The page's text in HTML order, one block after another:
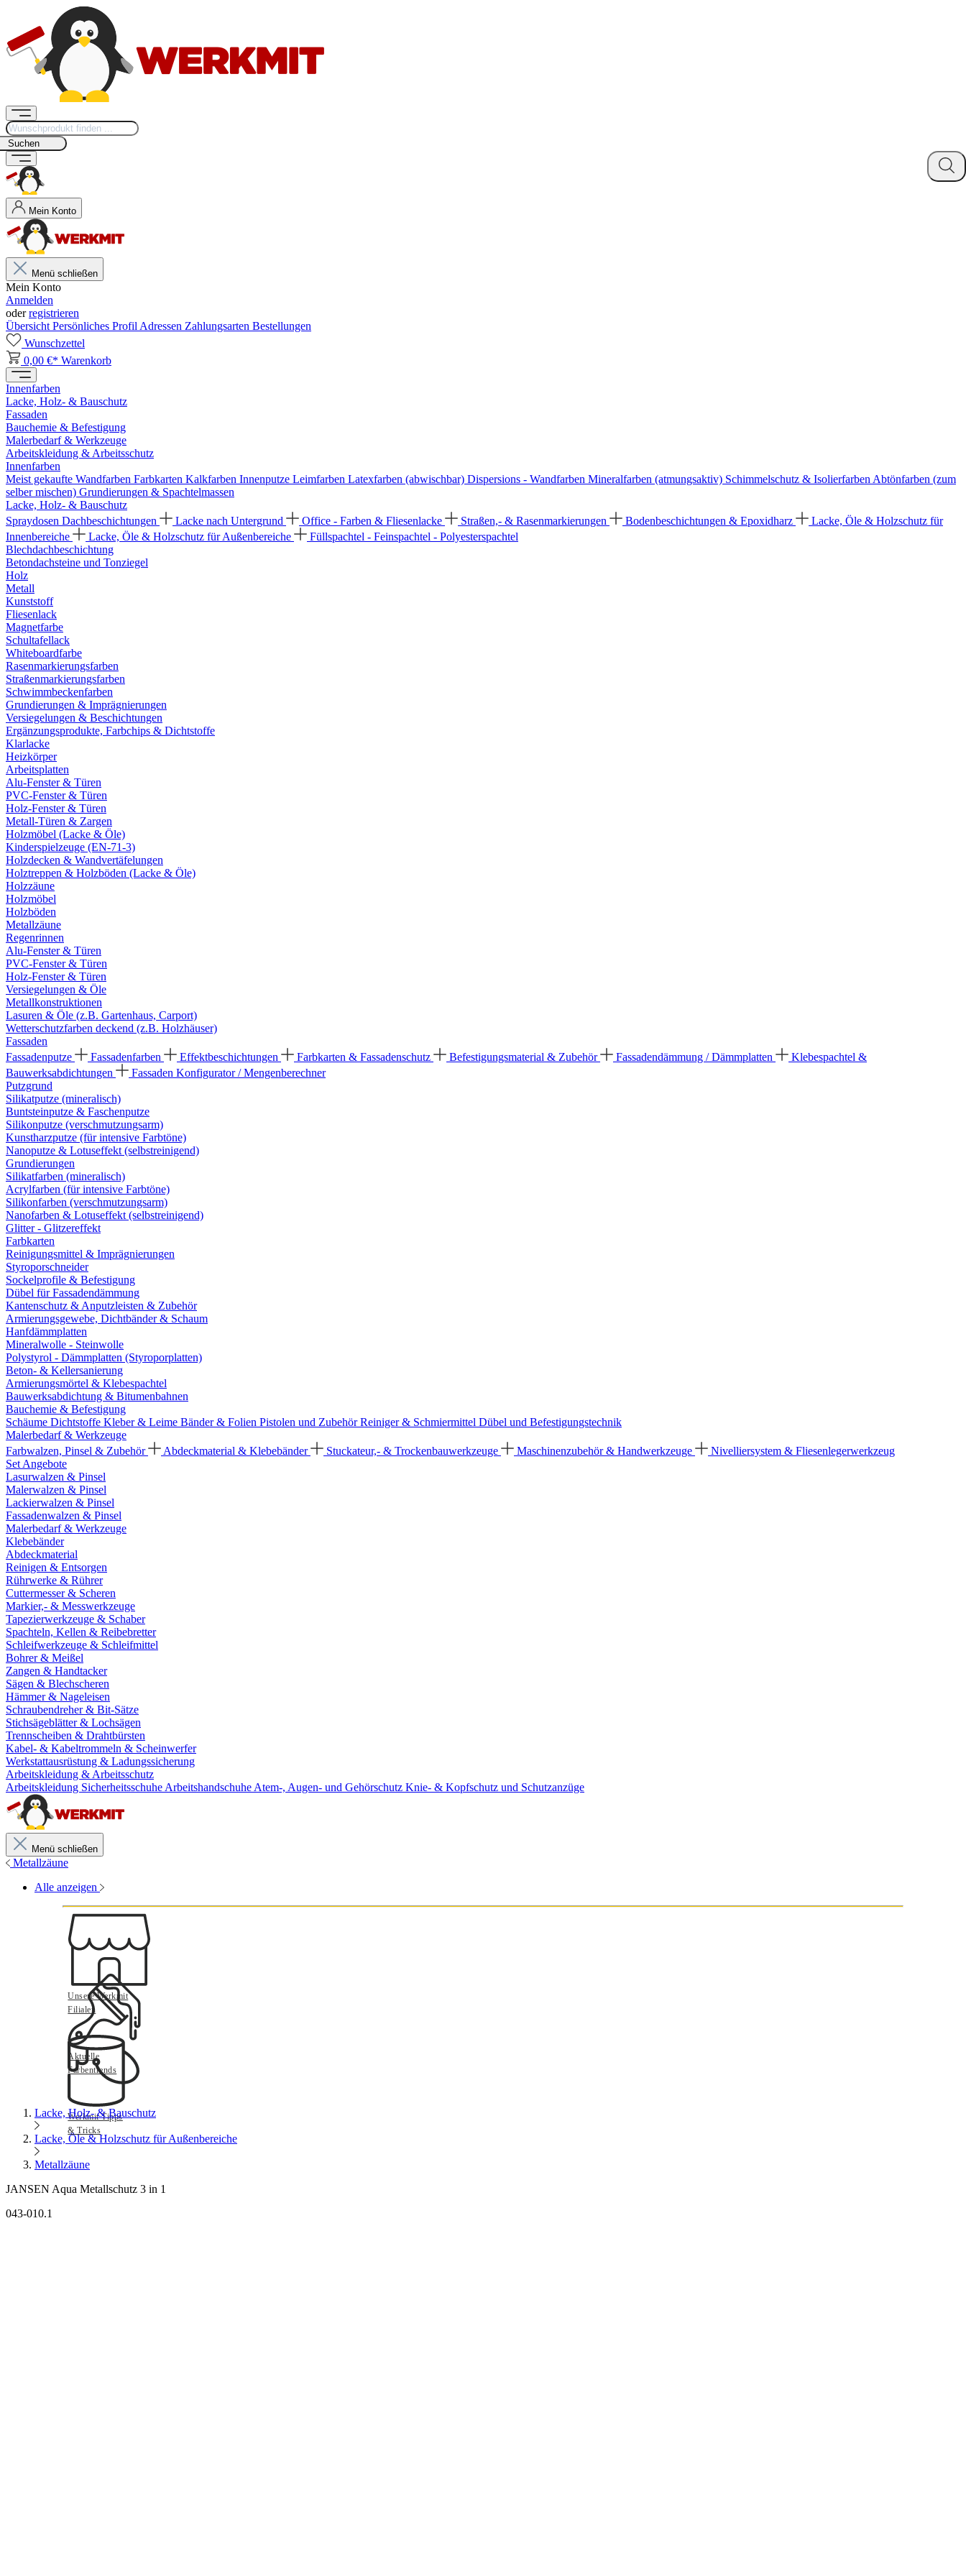
Suchen
Mein Konto
Menü schließen
Mein Konto
Anmelden
oderregistrieren
Übersicht Persönliches Profil Adressen Zahlungsarten Bestellungen
Wunschzettel
0,00 €* Warenkorb
Innenfarben
Lacke, Holz- & Bauschutz
Fassaden
Bauchemie & Befestigung
Malerbedarf & Werkzeuge
Arbeitskleidung & Arbeitsschutz
Innenfarben
Meist gekaufte Wandfarben Farbkarten Kalkfarben Innenputze Leimfarben Latexfarben (abwischbar) Dispersions - Wandfarben Mineralfarben (atmungsaktiv) Schimmelschutz & Isolierfarben Abtönfarben (zum
selber mischen) Grundierungen & Spachtelmassen
Lacke, Holz- & Bauschutz
Spraydosen Dachbeschichtungen Lacke nach Untergrund Office - Farben & Fliesenlacke Straßen,- & Rasenmarkierungen Bodenbeschichtungen & Epoxidharz
Lacke, Öle & Holzschutz für
Innenbereiche
Lacke, Öle & Holzschutz für Außenbereiche
Füllspachtel - Feinspachtel - Polyesterspachtel
Blechdachbeschichtung
Betondachsteine und Tonziegel
Holz
Metall
Kunststoff
Fliesenlack
Magnetfarbe
Schultafellack
Whiteboardfarbe
Rasenmarkierungsfarben
Straßenmarkierungsfarben
Schwimmbeckenfarben
Grundierungen & Imprägnierungen
Versiegelungen & Beschichtungen
Ergänzungsprodukte, Farbchips & Dichtstoffe
Klarlacke
Heizkörper
Arbeitsplatten
Alu-Fenster & Türen
PVC-Fenster & Türen
Holz-Fenster & Türen
Metall-Türen & Zargen
Holzmöbel (Lacke & Öle)
Kinderspielzeuge (EN-71-3)
Holzdecken & Wandvertäfelungen
Holztreppen & Holzböden (Lacke & Öle)
Holzzäune
Holzmöbel
Holzböden
Metallzäune
Regenrinnen
Alu-Fenster & Türen
PVC-Fenster & Türen
Holz-Fenster & Türen
Versiegelungen & Öle
Metallkonstruktionen
Lasuren & Öle (z.B. Gartenhaus, Carport)
Wetterschutzfarben deckend (z.B. Holzhäuser)
Fassaden
Fassadenputze
Fassadenfarben Effektbeschichtungen Farbkarten & Fassadenschutz Befestigungsmaterial & Zubehör Fassadendämmung / Dämmplatten
Klebespachtel &
Bauwerksabdichtungen
Fassaden Konfigurator / Mengenberechner
Putzgrund
Silikatputze (mineralisch)
Buntsteinputze & Faschenputze
Silikonputze (verschmutzungsarm)
Kunstharzputze (für intensive Farbtöne)
Nanoputze & Lotuseffekt (selbstreinigend)
Grundierungen
Silikatfarben (mineralisch)
Acrylfarben (für intensive Farbtöne)
Silikonfarben (verschmutzungsarm)
Nanofarben & Lotuseffekt (selbstreinigend)
Glitter - Glitzereffekt
Farbkarten
Reinigungsmittel & Imprägnierungen
Styroporschneider
Sockelprofile & Befestigung
Dübel für Fassadendämmung
Kantenschutz & Anputzleisten & Zubehör
Armierungsgewebe, Dichtbänder & Schaum
Hanfdämmplatten
Mineralwolle - Steinwolle
Polystyrol - Dämmplatten (Styroporplatten)
Beton- & Kellersanierung
Armierungsmörtel & Klebespachtel
Bauwerksabdichtung & Bitumenbahnen
Bauchemie & Befestigung
Schäume Dichtstoffe Kleber & Leime Bänder & Folien Pistolen und ZubehörReiniger & Schmiermittel Dübel und Befestigungstechnik
Malerbedarf & Werkzeuge
Farbwalzen, Pinsel & Zubehör
Abdeckmaterial & Klebebänder Stuckateur,- & Trockenbauwerkzeuge Maschinenzubehör & Handwerkzeuge
Nivelliersystem & Fliesenlegerwerkzeug
Set Angebote
Lasurwalzen & Pinsel
Malerwalzen & Pinsel
Lackierwalzen & Pinsel
Fassadenwalzen & Pinsel
Malerbedarf & Werkzeuge
Klebebänder
Abdeckmaterial
Reinigen & Entsorgen
Rührwerke & Rührer
Cuttermesser & Scheren
Markier,- & Messwerkzeuge
Tapezierwerkzeuge & Schaber
Spachteln, Kellen & Reibebretter
Schleifwerkzeuge & Schleifmittel
Bohrer & Meißel
Zangen & Handtacker
Sägen & Blechscheren
Hämmer & Nageleisen
Schraubendreher & Bit-Sätze
Stichsägeblätter & Lochsägen
Trennscheiben & Drahtbürsten
Kabel- & Kabeltrommeln & Scheinwerfer
Werkstattausrüstung & Ladungssicherung
Arbeitskleidung & Arbeitsschutz
Arbeitskleidung Sicherheitsschuhe Arbeitshandschuhe Atem-, Augen- und Gehörschutz Knie- & Kopfschutz und Schutzanzüge
Menü schließen
Metallzäune
Alle anzeigen
Unsere Werkmit
Filialen
Aktuelle
Farbentrends
Werkmit Tipps
& Tricks
Lacke, Holz- & Bauschutz
Lacke, Öle & Holzschutz für Außenbereiche
Metallzäune
JANSEN Aqua Metallschutz 3 in 1
043-010.1